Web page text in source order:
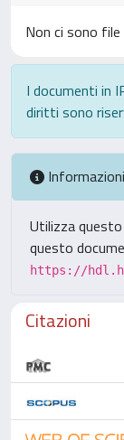
Non ci sono
I documenti in
diritti sono
Informazioni
Utilizza
questo
https://
Citazioni